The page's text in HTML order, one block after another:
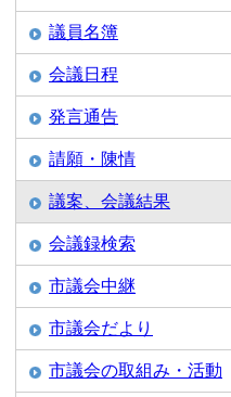
議員名簿
会議日程
発言通告
請願・陳情
議案、会議結果
会議録検索
市議会中継
市議会だより
市議会の取組み・活動